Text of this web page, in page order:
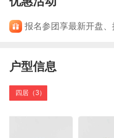
报名参团享最新开盘、
户型信息
四居（3）